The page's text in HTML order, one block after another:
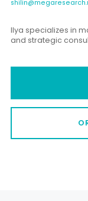
Ilya specializes in
and strategic